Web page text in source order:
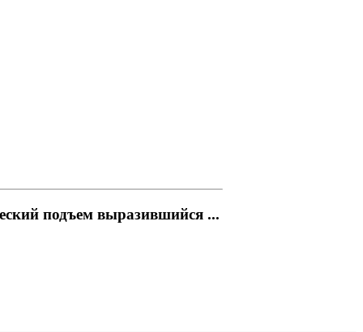
подъем выразившийся ...